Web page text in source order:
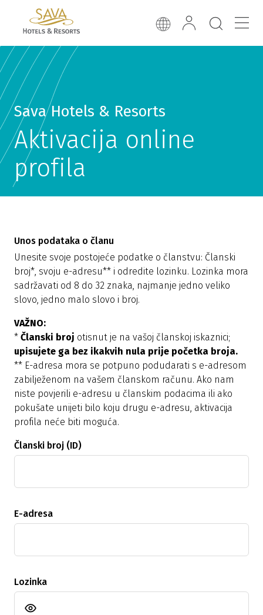
Sava Hotels & Resorts
Aktivacija online
profila
Unos podataka o članu
Unesite svoje postojeće podatke o članstvu: Članski
broj*, svoju e-adresu** i odredite lozinku. Lozinka mora
sadržavati od 8 do 32 znaka, najmanje jedno veliko
slovo, jedno malo slovo i broj.
VAŽNO:
* Članski broj otisnut je na vašoj članskoj iskaznici;
upisujete ga bez ikakvih nula prije početka broja.
** E-adresa mora se potpuno podudarati s e-adresom
zabilježenom na vašem članskom računu. Ako nam
niste povjerili e-adresu u članskim podacima ili ako
pokušate unijeti bilo koju drugu e-adresu, aktivacija
profila neće biti moguća.
Članski broj (ID)
E-adresa
Lozinka